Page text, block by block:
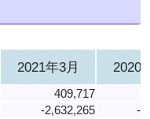
2021年3月 2020
409,717
-2,632,265
-